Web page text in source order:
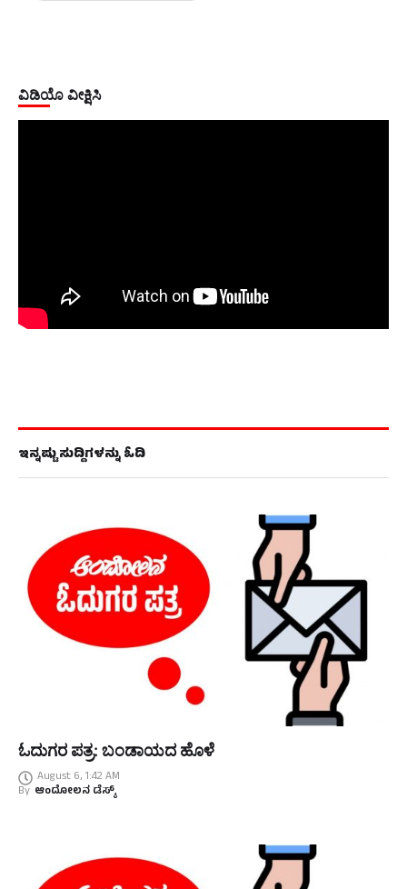
ವಿಡಿಯೊ ವೀಕ್ಷಿಸಿ
ಇನ್ನಷ್ಟು ಸುದ್ದಿಗಳನ್ನು ಓದಿ
ಓದುಗರ ಪತ್ರ: ಬಂಡಾಯದ ಹೊಳೆ
August 6, 1:42 AM
By ಆಂದೋಲನ ಡೆಸ್ಕ್